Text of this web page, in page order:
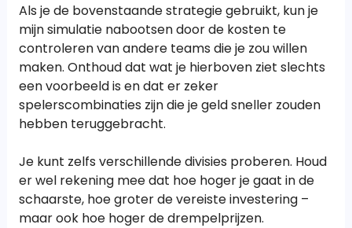
Als je de bovenstaande strategie gebruikt, kun je
mijn simulatie nabootsen door de kosten te
controleren van andere teams die je zou willen
maken. Onthoud dat wat je hierboven ziet slechts
een voorbeeld is en dat er zeker
spelerscombinaties zijn die je geld sneller zouden
hebben teruggebracht.
Je kunt zelfs verschillende divisies proberen. Houd
er wel rekening mee dat hoe hoger je gaat in de
schaarste, hoe groter de vereiste investering –
maar ook hoe hoger de drempelprijzen.